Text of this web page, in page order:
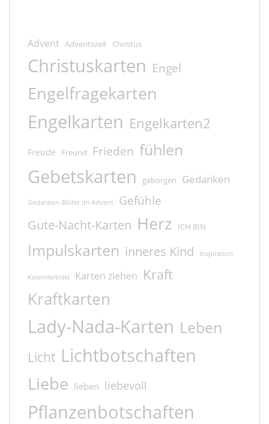
Advent Adventszeit Christus
Christuskarten Engel
Engelfragekarten
Engelkarten Engelkarten2
Freude Freund Frieden fühlen
Gebetskarten geborgen Gedanken
Gedanken-Bilder im Advent Gefühle
Gute-Nacht-Karten Herz ICH BIN
Impulskarten inneres Kind Inspiration
Kalenderblatt Karten ziehen Kraft
Kraftkarten
Lady-Nada-Karten Leben
Licht Lichtbotschaften
Liebe lieben liebevoll
Pflanzenbotschaften